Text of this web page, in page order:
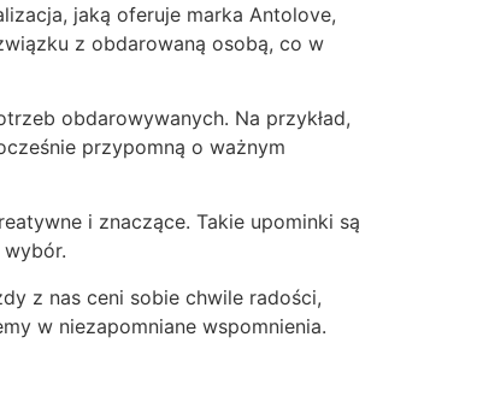
jaką oferuje marka Antolove,
z obdarowaną osobą, co w
obdarowywanych. Na przykład,
przypomną o ważnym
i znaczące. Takie upominki są
z nas ceni sobie chwile radości,
w niezapomniane wspomnienia.